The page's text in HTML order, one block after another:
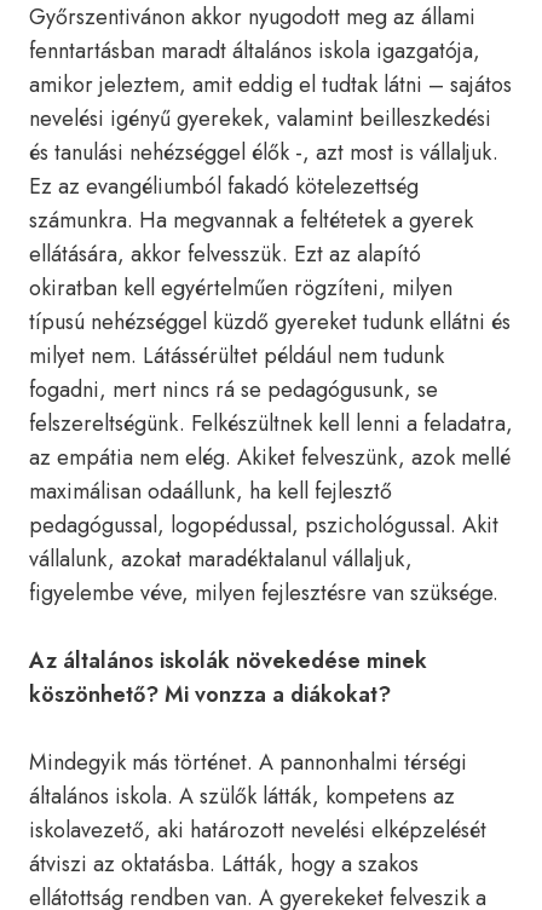
Győrszentivánon akkor nyugodott meg az állami
fenntartásban maradt általános iskola igazgatója,
amikor jeleztem, amit eddig el tudtak látni – sajátos
nevelési igényű gyerekek, valamint beilleszkedési
és tanulási nehézséggel élők -, azt most is vállaljuk.
Ez az evangéliumból fakadó kötelezettség
számunkra. Ha megvannak a feltétetek a gyerek
ellátására, akkor felvesszük. Ezt az alapító
okiratban kell egyértelműen rögzíteni, milyen
típusú nehézséggel küzdő gyereket tudunk ellátni és
milyet nem. Látássérültet például nem tudunk
fogadni, mert nincs rá se pedagógusunk, se
felszereltségünk. Felkészültnek kell lenni a feladatra,
az empátia nem elég. Akiket felveszünk, azok mellé
maximálisan odaállunk, ha kell fejlesztő
pedagógussal, logopédussal, pszichológussal. Akit
vállalunk, azokat maradéktalanul vállaljuk,
figyelembe véve, milyen fejlesztésre van szüksége.
Az általános iskolák növekedése minek
köszönhető? Mi vonzza a diákokat?
Mindegyik más történet. A pannonhalmi térségi
általános iskola. A szülők látták, kompetens az
iskolavezető, aki határozott nevelési elképzelését
átviszi az oktatásba. Látták, hogy a szakos
ellátottság rendben van. A gyerekeket felveszik a